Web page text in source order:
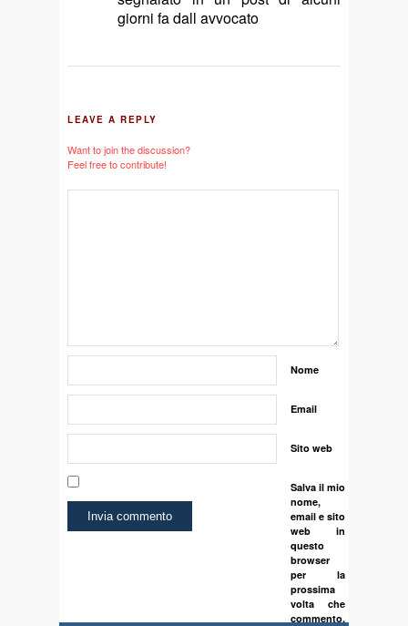
giorni fa dall avvocato
LEAVE A REPLY
Want to join the discussion?
Feel free to contribute!
Nome
Email
Sito web
Salva il mio
nome,
email e sito
web in
questo
browser
per la
prossima
volta che
commento.